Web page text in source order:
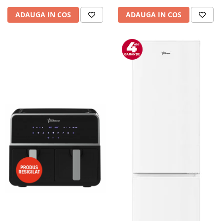
Camere auto
Baterii
Console & Jocuri
Accesorii console & PC
Birouri gaming
Console Hardware
Ochelari VR Gaming
Scaune gaming
Console Jocuri
ADAUGA IN COS ADAUGA IN COS